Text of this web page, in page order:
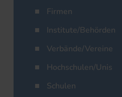
Firmen
Institute/Behörden
Verbände/Vereine
Hochschulen/Unis
Schulen